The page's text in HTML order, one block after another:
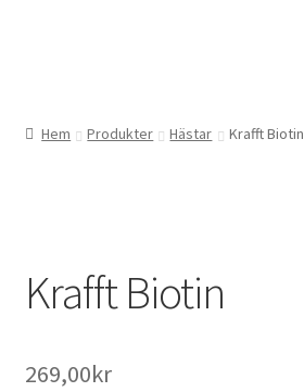
Kontakta oss
Hem Produkter Hästar Krafft Biotin
Krafft Biotin
269,00kr